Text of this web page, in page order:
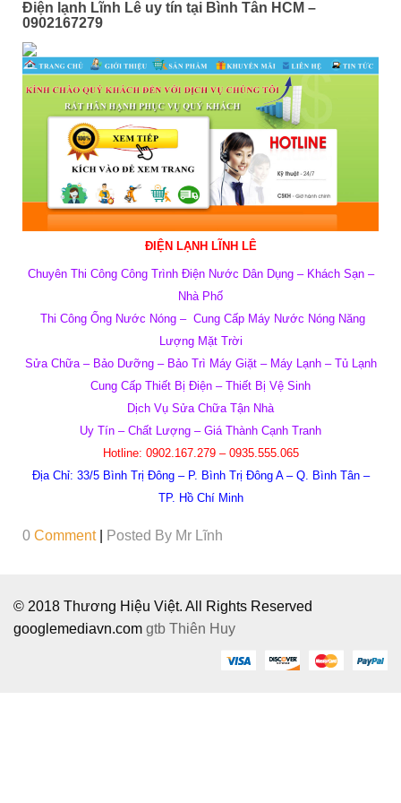
Điện lạnh Lĩnh Lê uy tín tại Bình Tân HCM –
0902167279
ĐIỆN LẠNH LĨNH LÊ
Chuyên Thi Công Công Trình Điện Nước Dân Dụng – Khách Sạn –
Nhà Phố
Thi Công Ống Nước Nóng – Cung Cấp Máy Nước Nóng Năng
Lượng Mặt Trời
Sửa Chữa – Bảo Dưỡng – Bảo Trì Máy Giặt – Máy Lạnh – Tủ Lạnh
Cung Cấp Thiết Bị Điện – Thiết Bị Vệ Sinh
Dịch Vụ Sửa Chữa Tận Nhà
Uy Tín – Chất Lượng – Giá Thành Cạnh Tranh
Hotline: 0902.167.279 – 0935.555.065
Địa Chỉ: 33/5 Bình Trị Đông – P. Bình Trị Đông A – Q. Bình Tân –
TP. Hồ Chí Minh
0 Comment Posted By Mr Lĩnh
© 2018 Thương Hiệu Việt. All Rights Reserved
googlemediavn.com gtb Thiên Huy